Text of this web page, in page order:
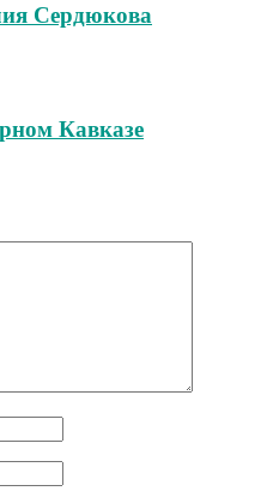
Сердюкова
Кавказе